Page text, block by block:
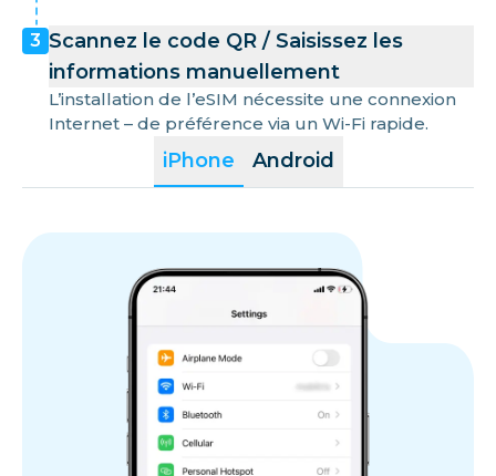
iPhone Android
3 Scannez le code QR / Saisissez les
informations manuellement
L’installation de l’eSIM nécessite une connexion
Internet – de préférence via un Wi-Fi rapide.